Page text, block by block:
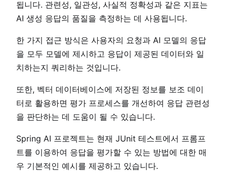
됩니다. 관련성, 일관성, 사실적 정확성과 같은 지표는
AI 생성 응답의 품질을 측정하는 데 사용됩니다.
한 가지 접근 방식은 사용자의 요청과 AI 모델의 응답
을 모두 모델에 제시하고 응답이 제공된 데이터와 일
치하는지 쿼리하는 것입니다.
또한, 벡터 데이터베이스에 저장된 정보를 보조 데이
터로 활용하면 평가 프로세스를 개선하여 응답 관련성
을 판단하는 데 도움이 될 수 있습니다.
Spring AI 프로젝트는 현재 JUnit 테스트에서 프롬프
트를 이용하여 응답을 평가할 수 있는 방법에 대한 매
우 기본적인 예시를 제공하고 있습니다.